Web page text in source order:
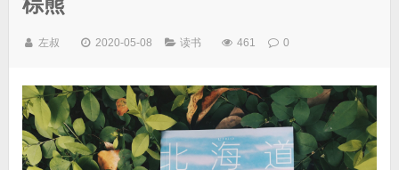
左叔 2020-05-08 读书 461 0